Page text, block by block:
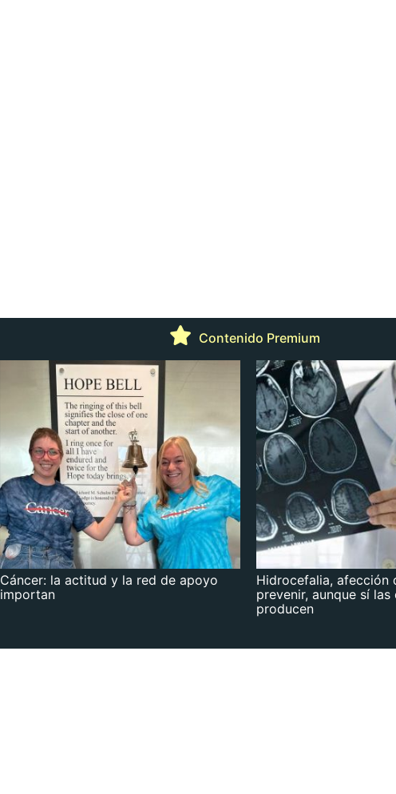
Contenido Premium
Cáncer: la actitud y la red de apoyo
importan
Hidrocefalia, afección
prevenir, aunque sí las
producen